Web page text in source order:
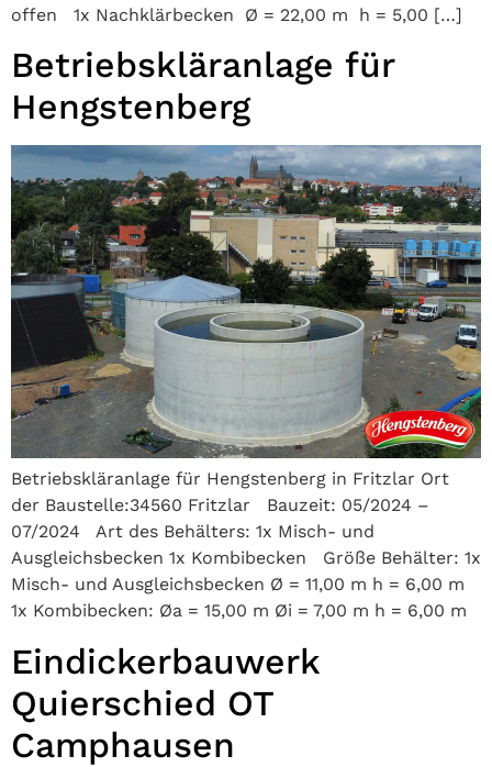
offen 1x Nachklärbecken Ø = 22,00 m h = 5,00 […]
Betriebskläranlage für
Hengstenberg
Betriebskläranlage für Hengstenberg in Fritzlar Ort
der Baustelle:34560 Fritzlar Bauzeit: 05/2024 –
07/2024 Art des Behälters: 1x Misch- und
Ausgleichsbecken 1x Kombibecken Größe Behälter: 1x
Misch- und Ausgleichsbecken Ø = 11,00 m h = 6,00 m
1x Kombibecken: Øa = 15,00 m Øi = 7,00 m h = 6,00 m
Eindickerbauwerk
Quierschied OT
Camphausen